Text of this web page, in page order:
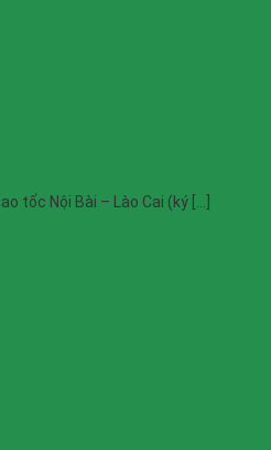
tốc Nội Bài – Lào Cai (ký [...]